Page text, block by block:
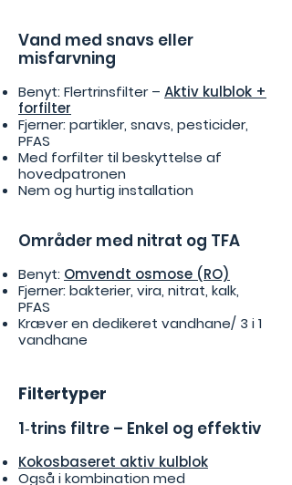
Vand med snavs eller
misfarvning
Benyt: Flertrinsfilter – Aktiv kulblok +
forfilter
Fjerner: partikler, snavs, pesticider,
PFAS
Med forfilter til beskyttelse af
hovedpatronen
Nem og hurtig installation
Områder med nitrat og TFA
Benyt: Omvendt osmose (RO)
Fjerner: bakterier, vira, nitrat, kalk,
PFAS
Kræver en dedikeret vandhane/ 3 i 1
vandhane
Filtertyper
1‑trins filtre – Enkel og effektiv
Kokosbaseret aktiv kulblok
Også i kombination med